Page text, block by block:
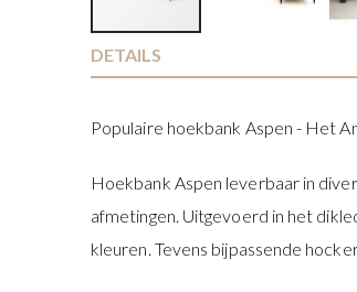
Ga
naar
begin
de
afbeeldingen-
gallerij
DETAILS
Populaire hoekbank Aspen - Het
Hoekbank Aspen leverbaar in
afmetingen. Uitgevoerd in het
kleuren. Tevens bijpassende